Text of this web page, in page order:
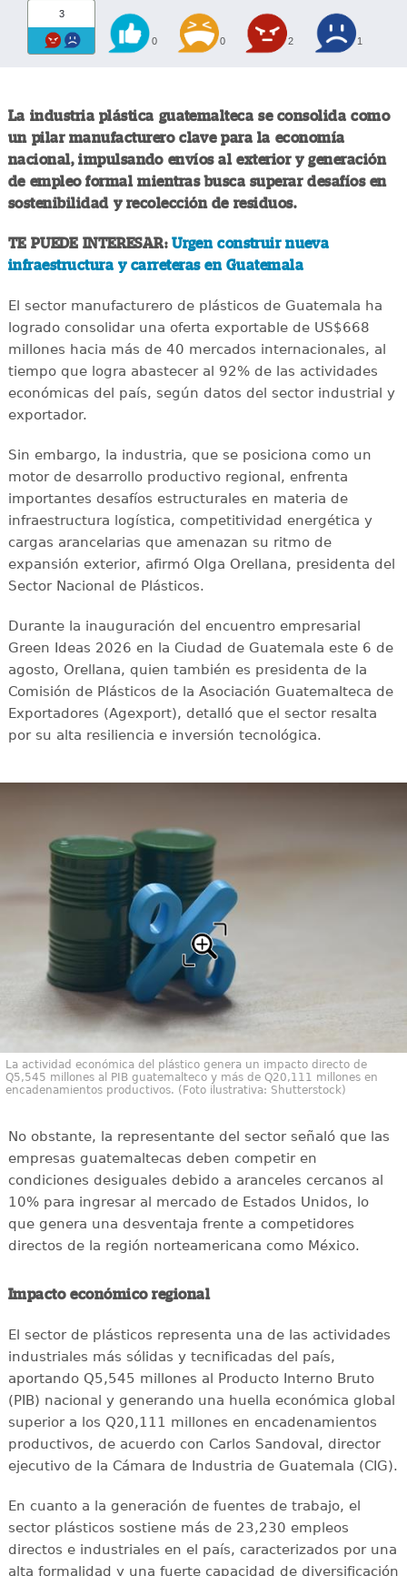
3
0 0 2 1
La industria plástica guatemalteca se consolida como
un pilar manufacturero clave para la economía
nacional, impulsando envíos al exterior y generación
de empleo formal mientras busca superar desafíos en
sostenibilidad y recolección de residuos.
TE PUEDE INTERESAR:Urgen construir nueva
infraestructura y carreteras en Guatemala
El sector manufacturero de plásticos de Guatemala ha
logrado consolidar una oferta exportable de US$668
millones hacia más de 40 mercados internacionales, al
tiempo que logra abastecer al 92% de las actividades
económicas del país, según datos del sector industrial y
exportador.
Sin embargo, la industria, que se posiciona como un
motor de desarrollo productivo regional, enfrenta
importantes desafíos estructurales en materia de
infraestructura logística, competitividad energética y
cargas arancelarias que amenazan su ritmo de
expansión exterior, afirmó Olga Orellana, presidenta del
Sector Nacional de Plásticos.
Durante la inauguración del encuentro empresarial
Green Ideas 2026 en la Ciudad de Guatemala este 6 de
agosto, Orellana, quien también es presidenta de la
Comisión de Plásticos de la Asociación Guatemalteca de
Exportadores (Agexport), detalló que el sector resalta
por su alta resiliencia e inversión tecnológica.
La actividad económica del plástico genera un impacto directo de
Q5,545 millones al PIB guatemalteco y más de Q20,111 millones en
encadenamientos productivos. (Foto ilustrativa: Shutterstock)
No obstante, la representante del sector señaló que las
empresas guatemaltecas deben competir en
condiciones desiguales debido a aranceles cercanos al
10% para ingresar al mercado de Estados Unidos, lo
que genera una desventaja frente a competidores
directos de la región norteamericana como México.
Impacto económico regional
El sector de plásticos representa una de las actividades
industriales más sólidas y tecnificadas del país,
aportando Q5,545 millones al Producto Interno Bruto
(PIB) nacional y generando una huella económica global
superior a los Q20,111 millones en encadenamientos
productivos, de acuerdo con Carlos Sandoval, director
ejecutivo de la Cámara de Industria de Guatemala (CIG).
En cuanto a la generación de fuentes de trabajo, el
sector plásticos sostiene más de 23,230 empleos
directos e industriales en el país, caracterizados por una
alta formalidad y una fuerte capacidad de diversificación